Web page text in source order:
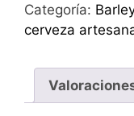
Categoría:
cerveza